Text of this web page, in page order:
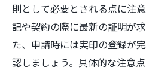
則として必要とされる点に注
記や契約の際に最新の証明が
た、申請時には実印の登録が
認しましょう。具体的な注意